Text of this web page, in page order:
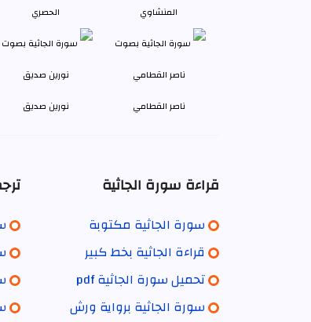
المنشاوي الحصري
ناصر القطامي نورين صديق
قراءة سورة الجاثية
سورة الجاثية مكتوبة
قراءة الجاثية بخط كبير
تحميل سورة الجاثية pdf
سورة الجاثية برواية ورش